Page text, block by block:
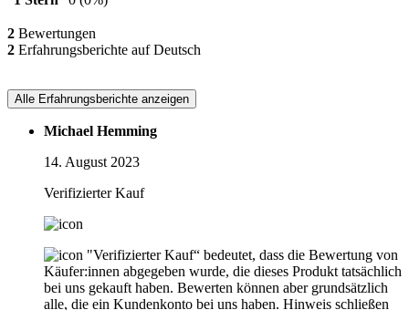
2 Bewertungen
2 Erfahrungsberichte auf Deutsch
Alle Erfahrungsberichte anzeigen
Michael Hemming
14. August 2023
Verifizierter Kauf
"Verifizierter Kauf“ bedeutet, dass die Bewertung von
Käufer:innen abgegeben wurde, die dieses Produkt tatsächlich
bei uns gekauft haben. Bewerten können aber grundsätzlich
alle, die ein Kundenkonto bei uns haben. Hinweis schließen